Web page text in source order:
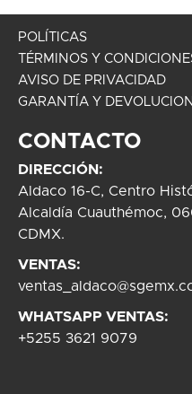
POLÍTICAS
TÉRMINOS Y
AVISO DE PRIVACIDAD
GARANTÍA Y
CONTACTO
DIRECCIÓN:
Aldaco 16-C, Centro
Alcaldía Cuauthémoc,
CDMX.
VENTAS:
WHATSAPP VENTAS:
+5255 3621 9079